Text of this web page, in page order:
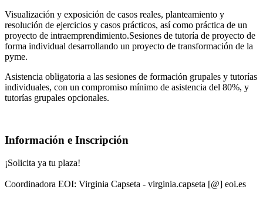
Visualización y exposición de casos reales, planteamiento y
resolución de ejercicios y casos prácticos, así como práctica de un
proyecto de intraemprendimiento.Sesiones de tutoría de proyecto de
forma individual desarrollando un proyecto de transformación de la
pyme.
Asistencia obligatoria a las sesiones de formación grupales y tutorías
individuales, con un compromiso mínimo de asistencia del 80%, y
tutorías grupales opcionales.
Información e Inscripción
¡Solicita ya tu plaza!
Coordinadora EOI: Virginia Capseta - virginia.capseta [@] eoi.es